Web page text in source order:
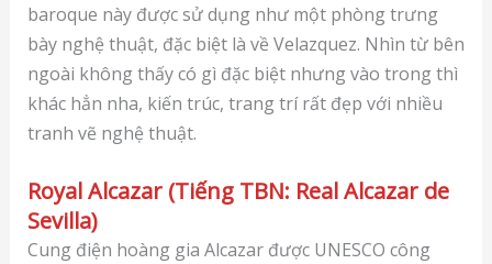
baroque này được sử dụng như một phòng trưng
bày nghệ thuật, đặc biệt là về Velazquez. Nhìn từ bên
ngoài không thấy có gì đặc biệt nhưng vào trong thì
khác hẳn nha, kiến trúc, trang trí rất đẹp với nhiều
tranh vẽ nghệ thuật.
Royal Alcazar (Tiếng TBN: Real Alcazar de
Sevilla)
Cung điện hoàng gia Alcazar được UNESCO công